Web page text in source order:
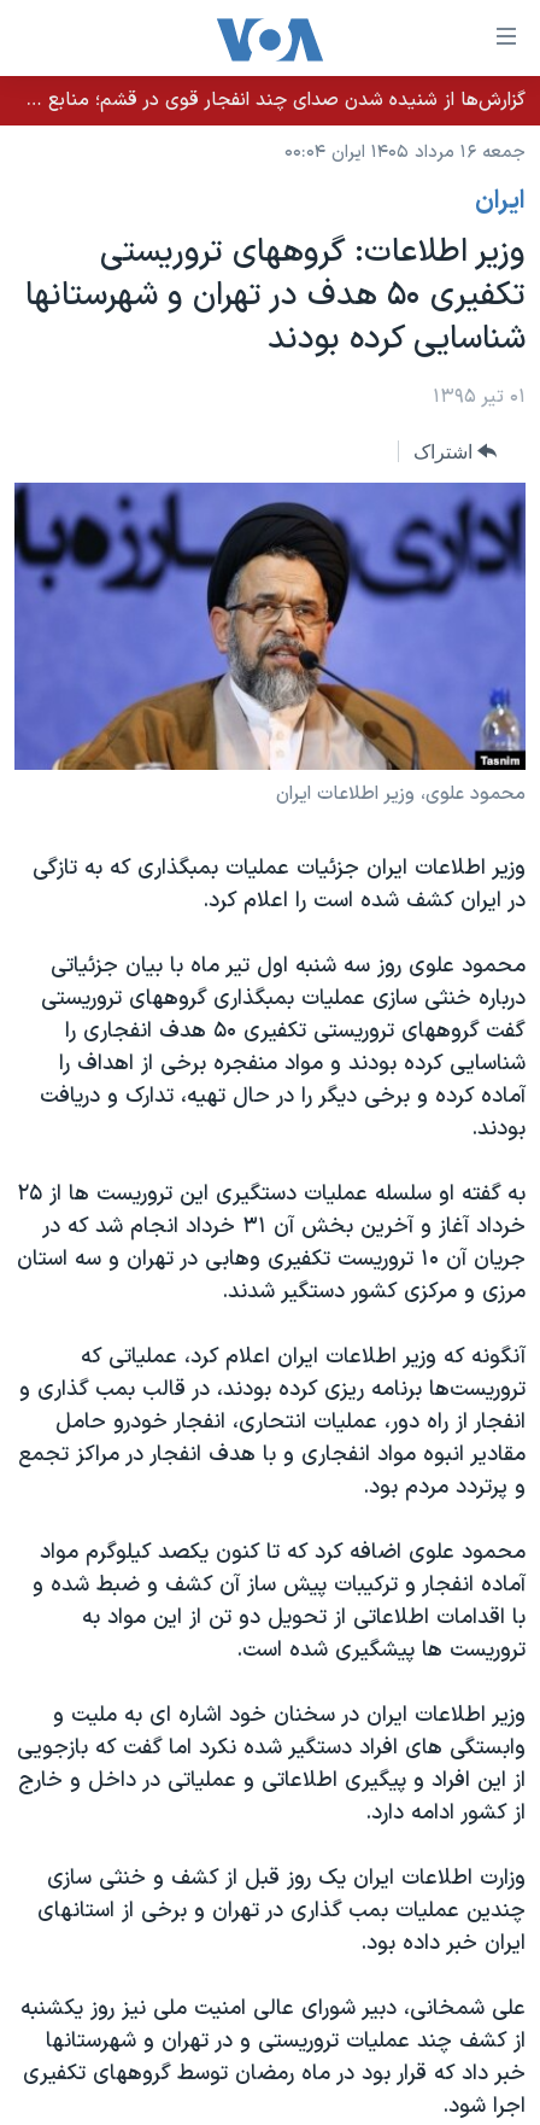
لینکهای
قابل
دسترسی
جهش
محتوای
اصلی
جهش
به
صفحه
جهش
خانه
نسخه سبک وب‌سایت
موضوع ها
ایران
آمریکا
جهان
ورزشی
ویدیوها
فرهنگ و زندگی
حقوق شهروندی
علم و فناوری
اسرائیل در جنگ
برنامه های تلویزیونی
جدول برنامه ها
صفحه‌های ویژه
جام جهانی ۲۰۲۶
بایگانی برنامه‌های تلویزیونی
مستندها
انتخابات ریاست جمهوری آمریکا ۲۰۲۴
حمله جمهوری اسلامی به اسرائیل
رمز مهسا
ورزش زنان در ایران
اعتراضات زن، زندگی، آزادی
تریبونال مردمی آبان ۹۸
دادگاه حمید نوری
چهل سال گروگان‌گیری
قانون شفافیت دارائی کادر رهبری ایران
اعتراضات مردمی آبان ۹۸
اسرائیل در جنگ
نرگس محمدی برنده جایزه نوبل صلح
صفحه‌های ویژه
سفر پرزیدنت ترامپ به چین
فرکانس‌های صدای آمریکا
پخش رادیویی
یادگیری زبان انگلیسی
دنبال کنید
زبانهای مختلف
گزارش‌ها از شنیده شدن صدای چند انفجار قوی در قشم؛ منابع حکومتی می‌گویند درگیری در تنگه هرمز بود
جمعه ۱۶ مرداد ۱۴۰۵ ایران ۰۰:۰۴
ايران
وزیر اطلاعات: گروههای تروریستی
تکفیری ۵۰ هدف در تهران و شهرستانها
شناسایی کرده بودند
۰۱ تیر ۱۳۹۵
اشتراک
محمود علوی، وزیر اطلاعات ایران
وزیر اطلاعات ایران جزئیات عملیات بمبگذاری که به تازگی
در ایران کشف شده است را اعلام کرد.
محمود علوی روز سه شنبه اول تیر ماه با بیان جزئیاتی
درباره خنثی سازی عملیات بمبگذاری گروههای تروریستی
گفت گروههای تروریستی تکفیری ۵۰ هدف انفجاری را
شناسایی کرده بودند و مواد منفجره برخی از اهداف را
آماده کرده و برخی دیگر را در حال تهیه، تدارک و دریافت
بودند.
به گفته او سلسله عملیات دستگیری این تروریست ها از ۲۵
خرداد آغاز و آخرین بخش آن ۳۱ خرداد انجام شد که در
جریان آن ۱۰ تروریست تکفیری وهابی در تهران و سه استان
مرزی و مرکزی کشور دستگیر شدند.
آنگونه که وزیر اطلاعات ایران اعلام کرد، عملیاتی که
تروریست‌ها برنامه ریزی کرده بودند، در قالب بمب گذاری و
انفجار از راه دور، عملیات انتحاری، انفجار خودرو حامل
مقادیر انبوه مواد انفجاری و با هدف انفجار در مراکز تجمع
و پرتردد مردم بود.
محمود علوی اضافه کرد که تا کنون یکصد کیلوگرم مواد
آماده انفجار و ترکیبات پیش ساز آن کشف و ضبط شده و
با اقدامات اطلاعاتی از تحویل دو تن از این مواد به
تروریست ها پیشگیری شده است.
وزیر اطلاعات ایران در سخنان خود اشاره ای به ملیت و
وابستگی های افراد دستگیر شده نکرد اما گفت که بازجویی
از این افراد و پیگیری اطلاعاتی و عملیاتی در داخل و خارج
از کشور ادامه دارد.
وزارت اطلاعات ایران یک روز قبل از کشف و خنثی سازی
چندین عملیات بمب گذاری در تهران و برخی از استانهای
ایران خبر داده بود.
علی شمخانی، دبیر شورای عالی امنیت ملی نیز روز یکشنبه
از کشف چند عملیات تروریستی و در تهران و شهرستانها
خبر داد که قرار بود در ماه رمضان توسط گروههای تکفیری
اجرا شود.